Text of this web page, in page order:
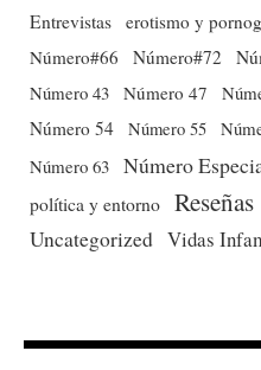
Entrevistas erotismo y
Número#66
Número#72
Número 43 Número 47
Número 54 Número 55
Número 63 Número
política y entorno Reseñas
Uncategorized Vidas